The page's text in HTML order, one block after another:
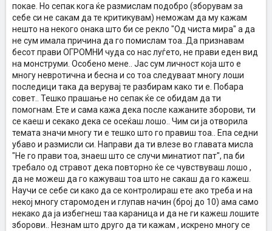
покае. Но сепак кога ќе размислам подобро (зборувам за
себе си не сакам да те критикувам) неможам да му кажам
нешто на некого онака што би се рекло "Од чиста мира" а да
не сум имала причина да го помислам тоа..Да признавам
бесот прави ОГРОМНИ чуда со нас луѓето, не прави еден вид
на монструми. Особено мене.. Јас сум личност која што е
многу невротична и бесна и со тоа следуваат многу лоши
последици така да верувај те разбирам како ти е. Побара
совет.. Тешко прашање но сепак ќе се обидам да ти
помогнам. Ете и сама кажа дека после кажаните зборови, ти
се каеш и секако дека се осеќаш лошо.. Чим си ја отворила
темата значи многу ти е тешко што го правиш тоа.. Епа седни
убаво и размисли си. Направи да ти влезе во главата мисла
"Не го прави тоа, знаеш што се случи минатиот пат", па би
требало од стравот дека повторно ќе се чувствуваш лошо ,
да не можеш да го кажуваш тоа што не сакаш да го кажеш.
Научи се себе си како да се контролираш ете ако треба и на
некој многу старомоден и глупав начин (број до 10) ама само
некако да ја избегнеш таа караница и да не ги кажеш лошите
зборови.. Незнам што друго да ти кажам , искрено многу се